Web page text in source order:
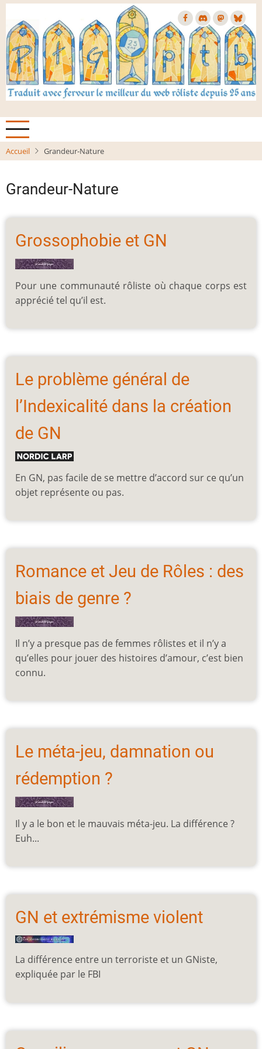
Aller
contenu
principal
Accueil Grandeur-Nature
Grandeur-Nature
Grossophobie et GN
Pour une communauté rôliste où chaque corps est
apprécié tel qu’il est.
Le problème général de
l’Indexicalité dans la création
de GN
En GN, pas facile de se mettre d’accord sur ce qu’un
objet représente ou pas.
Romance et Jeu de Rôles : des
biais de genre ?
Il n’y a presque pas de femmes rôlistes et il n’y a
qu’elles pour jouer des histoires d’amour, c’est bien
connu.
Le méta-jeu, damnation ou
rédemption ?
Il y a le bon et le mauvais méta-jeu. La différence ?
Euh...
GN et extrémisme violent
La différence entre un terroriste et un GNiste,
expliquée par le FBI